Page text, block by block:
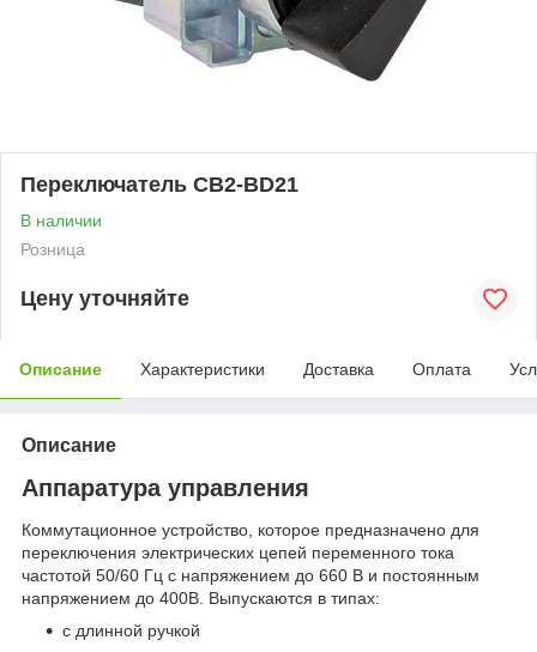
Переключатель CB2-BD21
В наличии
Розница
Цену уточняйте
Описание Характеристики Доставка Оплата
Описание
Аппаратура управления
Коммутационное устройство, которое предназначено для
переключения электрических цепей переменного тока
частотой 50/60 Гц с напряжением до 660 В и постоянным
напряжением до 400В. Выпускаются в типах:
с длинной ручкой